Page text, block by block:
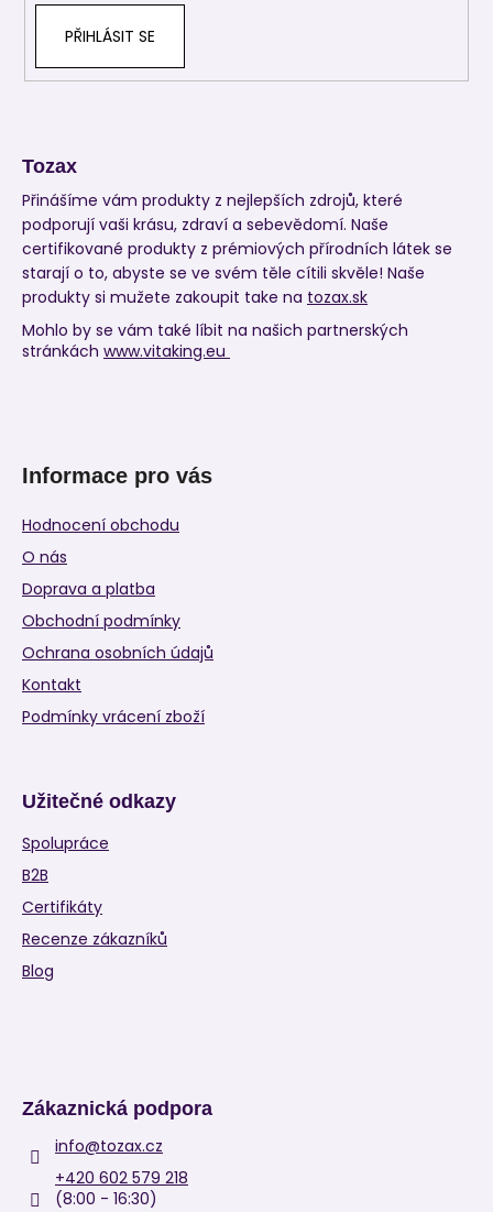
PŘIHLÁSIT SE
Tozax
Přinášíme vám produkty z nejlepších zdrojů, které
podporují vaši krásu, zdraví a sebevědomí. Naše
certifikované produkty z prémiových přírodních látek se
starají o to, abyste se ve svém těle cítili skvěle! Naše
produkty si mužete zakoupit take na tozax.sk
Mohlo by se vám také líbit na našich partnerských
stránkách www.vitaking.eu
Informace pro vás
Hodnocení obchodu
O nás
Doprava a platba
Obchodní podmínky
Ochrana osobních údajů
Kontakt
Podmínky vrácení zboží
Užitečné odkazy
Spolupráce
B2B
Certifikáty
Recenze zákazníků
Blog
Zákaznická podpora
info@tozax.cz
+420 602 579 218
(8:00 - 16:30)